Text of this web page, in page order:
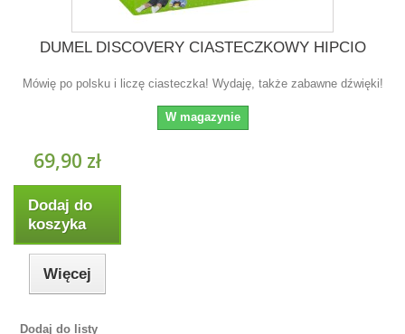
DUMEL DISCOVERY CIASTECZKOWY HIPCIO
Mówię po polsku i liczę ciasteczka! Wydaję, także zabawne dźwięki!
W magazynie
69,90 zł
Dodaj do
koszyka
Więcej
Dodaj do listy